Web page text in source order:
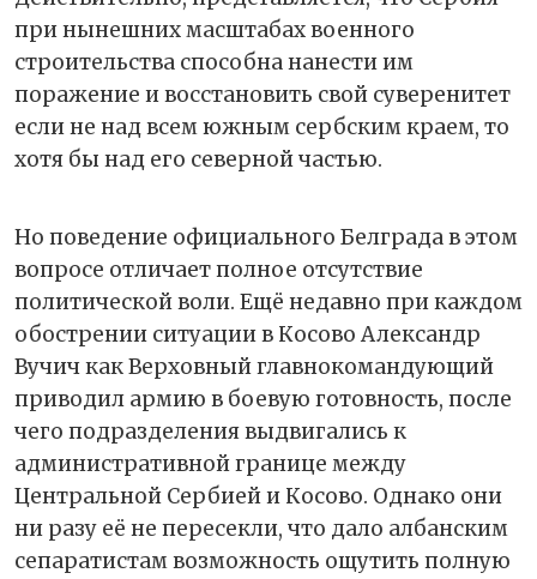
при нынешних масштабах военного
строительства способна нанести им
поражение и восстановить свой суверенитет
если не над всем южным сербским краем, то
хотя бы над его северной частью.
Но поведение официального Белграда в этом
вопросе отличает полное отсутствие
политической воли. Ещё недавно при каждом
обострении ситуации в Косово Александр
Вучич как Верховный главнокомандующий
приводил армию в боевую готовность, после
чего подразделения выдвигались к
административной границе между
Центральной Сербией и Косово. Однако они
ни разу её не пересекли, что дало албанским
сепаратистам возможность ощутить полную